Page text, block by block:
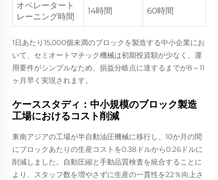
オペレータート
レーニング時間
14時間 60時間
1日あたり15,000個未満のブロックを製造する中小企業にお
いて、セミオートマチック機械は初期投資額が少なく、運
用要件がシンプルなため、損益分岐点に達するまでが8～11
ヶ月早く実現されます。
ケーススタディ：中小規模のブロック製造
工場におけるコスト削減
東南アジアの工場が半自動油圧機械に移行し、10か月の間
にブロックあたりの生産コストを0.38ドルから0.26ドルに
削減しました。自動圧縮と手動品質検査を統合することに
より、スタッフ数を増やさずに生産の一貫性を22％向上さ